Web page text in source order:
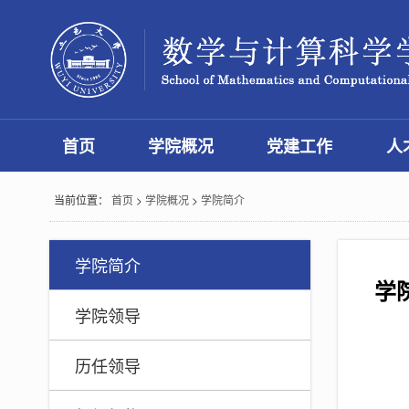
首页 学院概况 党建工作 人
当前位置： 首页 > 学院概况 > 学院简介
学院简介
学院领导
历任领导
学